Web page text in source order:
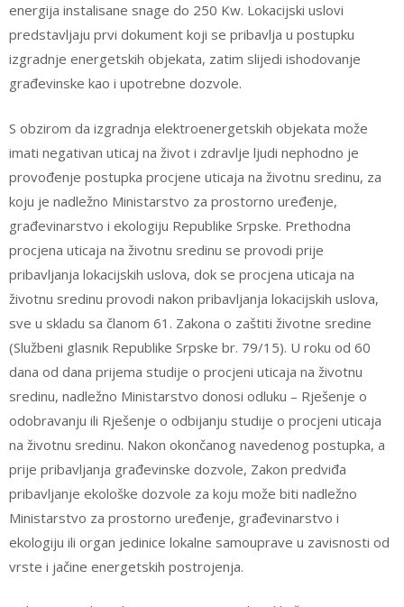
energija instalisane snage do 250 Kw. Lokacijski uslovi
predstavljaju prvi dokument koji se pribavlja u postupku
izgradnje energetskih objekata, zatim slijedi ishodovanje
građevinske kao i upotrebne dozvole.
S obzirom da izgradnja elektroenergetskih objekata može
imati negativan uticaj na život i zdravlje ljudi nephodno je
provođenje postupka procjene uticaja na životnu sredinu, za
koju je nadležno Ministarstvo za prostorno uređenje,
građevinarstvo i ekologiju Republike Srpske. Prethodna
procjena uticaja na životnu sredinu se provodi prije
pribavljanja lokacijskih uslova, dok se procjena uticaja na
životnu sredinu provodi nakon pribavljanja lokacijskih uslova,
sve u skladu sa članom 61. Zakona o zaštiti životne sredine
(Službeni glasnik Republike Srpske br. 79/15). U roku od 60
dana od dana prijema studije o procjeni uticaja na životnu
sredinu, nadležno Ministarstvo donosi odluku – Rješenje o
odobravanju ili Rješenje o odbijanju studije o procjeni uticaja
na životnu sredinu. Nakon okončanog navedenog postupka, a
prije pribavljanja građevinske dozvole, Zakon predviđa
pribavljanje ekološke dozvole za koju može biti nadležno
Ministarstvo za prostorno uređenje, građevinarstvo i
ekologiju ili organ jedinice lokalne samouprave u zavisnosti od
vrste i jačine energetskih postrojenja.